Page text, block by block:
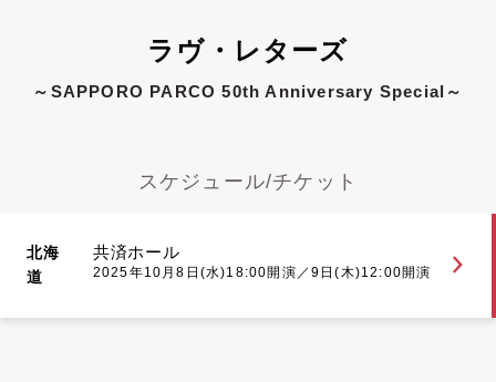
ラヴ・レターズ
～SAPPORO PARCO 50th Anniversary Special～
スケジュール/チケット
北海
道
共済ホール
2025年10月8日(水)18:00開演／9日(木)12:00開演